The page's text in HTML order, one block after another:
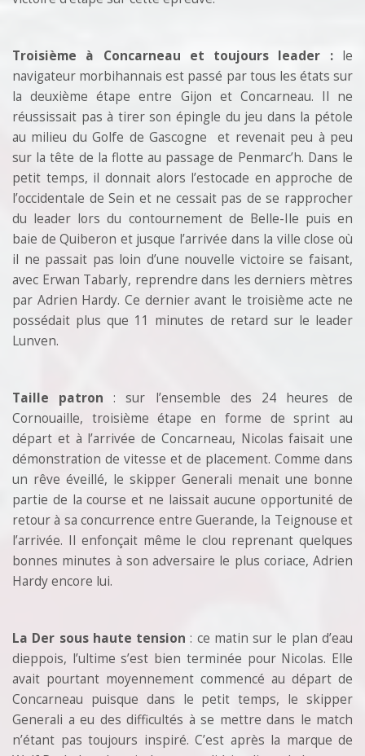
Troisième à Concarneau et toujours leader :le
navigateur morbihannais est passé par tous les états sur
la deuxième étape entre Gijon et Concarneau. Il ne
réussissait pas à tirer son épingle du jeu dans la pétole
au milieu du Golfe de Gascogne et revenait peu à peu
sur la tête de la flotte au passage de Penmarc’h. Dans le
petit temps, il donnait alors l’estocade en approche de
l’occidentale de Sein et ne cessait pas de se rapprocher
du leader lors du contournement de Belle-Ile puis en
baie de Quiberon et jusque l’arrivée dans la ville close où
il ne passait pas loin d’une nouvelle victoire se faisant,
avec Erwan Tabarly, reprendre dans les derniers mètres
par Adrien Hardy. Ce dernier avant le troisième acte ne
possédait plus que 11 minutes de retard sur le leader
Lunven.
Taille patron: sur l’ensemble des 24 heures de
Cornouaille, troisième étape en forme de sprint au
départ et à l’arrivée de Concarneau, Nicolas faisait une
démonstration de vitesse et de placement. Comme dans
un rêve éveillé, le skipper Generali menait une bonne
partie de la course et ne laissait aucune opportunité de
retour à sa concurrence entre Guerande, la Teignouse et
l’arrivée. Il enfonçait même le clou reprenant quelques
bonnes minutes à son adversaire le plus coriace, Adrien
Hardy encore lui.
La Der sous haute tension : ce matin sur le plan d’eau
dieppois, l’ultime s’est bien terminée pour Nicolas. Elle
avait pourtant moyennement commencé au départ de
Concarneau puisque dans le petit temps, le skipper
Generali a eu des difficultés à se mettre dans le match
n’étant pas toujours inspiré. C’est après la marque de